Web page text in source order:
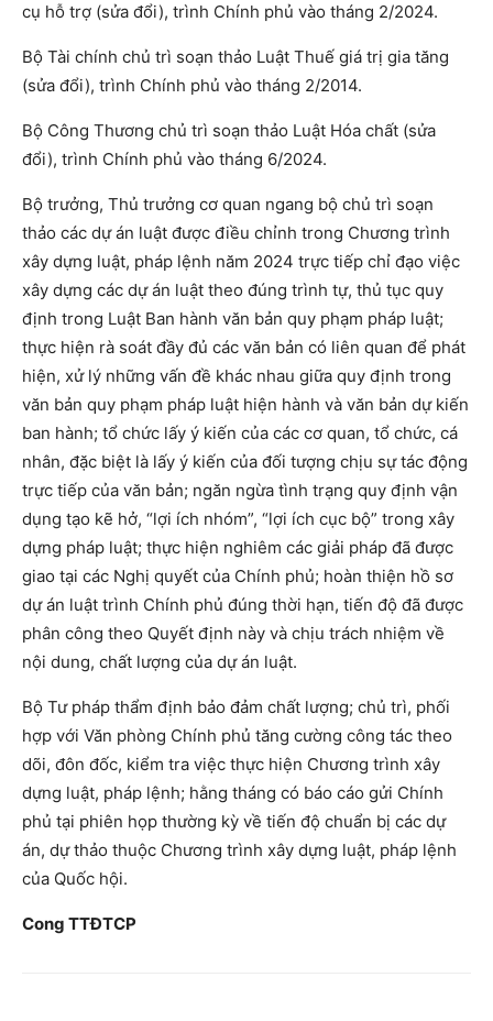
cụ hỗ trợ (sửa đổi), trình Chính phủ vào tháng 2/2024.
Bộ Tài chính chủ trì soạn thảo Luật Thuế giá trị gia tăng
(sửa đổi), trình Chính phủ vào tháng 2/2014.
Bộ Công Thương chủ trì soạn thảo Luật Hóa chất (sửa
đổi), trình Chính phủ vào tháng 6/2024.
Bộ trưởng, Thủ trưởng cơ quan ngang bộ chủ trì soạn
thảo các dự án luật được điều chỉnh trong Chương trình
xây dựng luật, pháp lệnh năm 2024 trực tiếp chỉ đạo việc
xây dựng các dự án luật theo đúng trình tự, thủ tục quy
định trong Luật Ban hành văn bản quy phạm pháp luật;
thực hiện rà soát đầy đủ các văn bản có liên quan để phát
hiện, xử lý những vấn đề khác nhau giữa quy định trong
văn bản quy phạm pháp luật hiện hành và văn bản dự kiến
ban hành; tổ chức lấy ý kiến của các cơ quan, tổ chức, cá
nhân, đặc biệt là lấy ý kiến của đối tượng chịu sự tác động
trực tiếp của văn bản; ngăn ngừa tình trạng quy định vận
dụng tạo kẽ hở, “lợi ích nhóm”, “lợi ích cục bộ” trong xây
dựng pháp luật; thực hiện nghiêm các giải pháp đã được
giao tại các Nghị quyết của Chính phủ; hoàn thiện hồ sơ
dự án luật trình Chính phủ đúng thời hạn, tiến độ đã được
phân công theo Quyết định này và chịu trách nhiệm về
nội dung, chất lượng của dự án luật.
Bộ Tư pháp thẩm định bảo đảm chất lượng; chủ trì, phối
hợp với Văn phòng Chính phủ tăng cường công tác theo
dõi, đôn đốc, kiểm tra việc thực hiện Chương trình xây
dựng luật, pháp lệnh; hằng tháng có báo cáo gửi Chính
phủ tại phiên họp thường kỳ về tiến độ chuẩn bị các dự
án, dự thảo thuộc Chương trình xây dựng luật, pháp lệnh
của Quốc hội.
Cong TTĐTCP